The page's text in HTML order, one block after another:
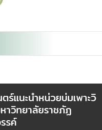
ร์แนะนำหน่วยบ่มเพาะวิ
าวิทยาลัยราชภัฏ
รค์